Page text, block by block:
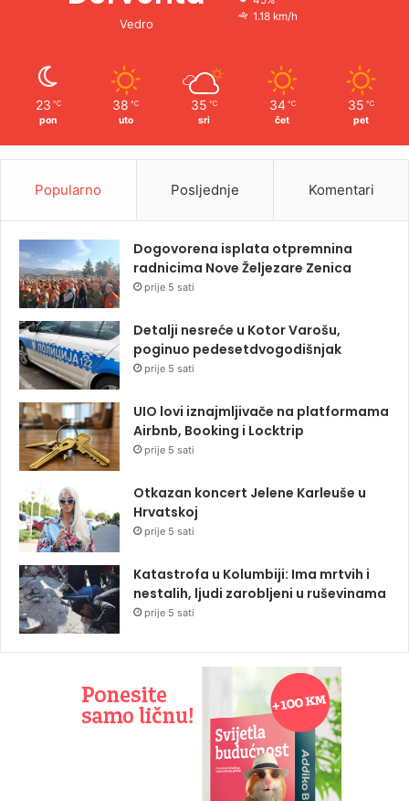
Vedro
1.18 km/h
23 ℃
pon
38 ℃
uto
35 ℃
sri
34 ℃
čet
35 ℃
pet
Popularno Posljednje Komentari
Dogovorena isplata otpremnina
radnicima Nove Željezare Zenica
prije 5 sati
Detalji nesreće u Kotor Varošu,
poginuo pedesetdvogodišnjak
prije 5 sati
UIO lovi iznajmljivače na platformama
Airbnb, Booking i Locktrip
prije 5 sati
Otkazan koncert Jelene Karleuše u
Hrvatskoj
prije 5 sati
Katastrofa u Kolumbiji: Ima mrtvih i
nestalih, ljudi zarobljeni u ruševinama
prije 5 sati